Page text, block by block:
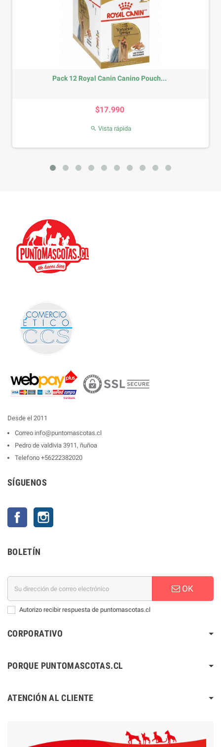
Pack 12 Royal Canin Canino Pouch...
$17.990
Vista rápida
Desde el 2011
Correo info@puntomascotas.cl
Pedro de valdivia 3911, ñuñoa
Telefono +56222382020
SÍGUENOS
Facebook
BOLETÍN
OK
Autorizo recibir respuesta de puntomascotas.cl
CORPORATIVO
PORQUE PUNTOMASCOTAS.CL
ATENCIÓN AL CLIENTE